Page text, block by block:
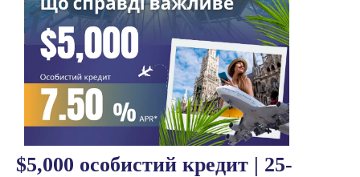
$5,000 особистий кредит | 25-